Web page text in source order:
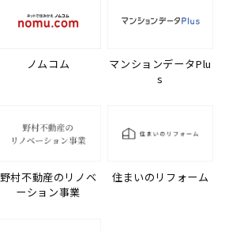
ノムコム
マンションデータPlu
s
野村不動産のリノベ
ーション事業
住まいのリフォーム